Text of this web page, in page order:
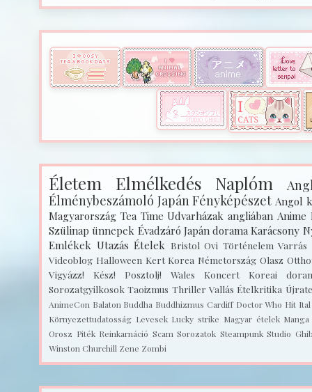
Életem Elmélkedés Naplóm
Élménybeszámoló JapánFényképészet Angol
Magyarország Tea Time Udvarházak angliában Anime
Szülinap ünnepek Évadzáró Japán dorama Karácsony
Emlékek Utazás Ételek Bristol Ovi Történelem Varrás
Videoblog Halloween Kert Korea Németország Olasz
Vigyázz! Kész! Posztolj!
Wales Koncert
Koreai
Sorozatgyilkosok Taoizmus Thriller Vallás Ételkritika
AnimeCon Balaton Buddha Buddhizmus Cardiff Doctor Who Hit
Környezettudatosság Levesek Lucky strike Magyar ételek Manga
Orosz Piték Reinkarnáció Scam Sorozatok Steampunk Studio
Winston Churchill Zene Zombi